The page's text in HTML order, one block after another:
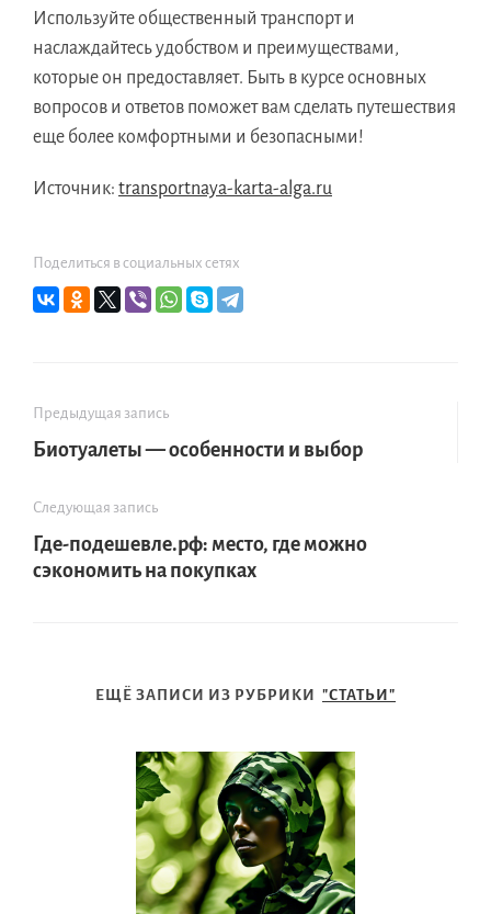
Используйте общественный транспорт и
наслаждайтесь удобством и преимуществами,
которые он предоставляет. Быть в курсе основных
вопросов и ответов поможет вам сделать путешествия
еще более комфортными и безопасными!
Источник: transportnaya-karta-alga.ru
Поделиться в социальных сетях
Предыдущая запись
Биотуалеты — особенности и выбор
Следующая запись
Где-подешевле.рф: место, где можно
сэкономить на покупках
ЕЩЁ ЗАПИСИ ИЗ РУБРИКИ "СТАТЬИ"